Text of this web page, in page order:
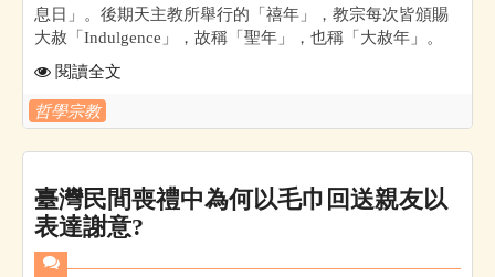
息日」。後期天主教所舉行的「禧年」，教宗每次皆頒賜
大赦「Indulgence」，故稱「聖年」，也稱「大赦年」。
閱讀全文
哲學宗教
臺灣民間喪禮中為何以毛巾回送親友以
表達謝意?